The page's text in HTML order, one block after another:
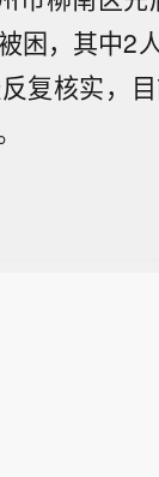
困，其中2
复核实，